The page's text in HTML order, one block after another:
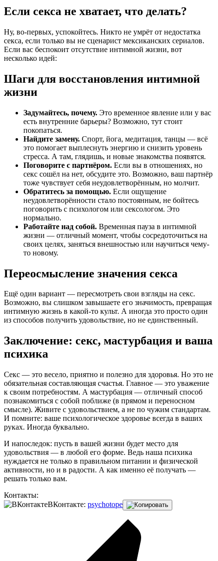
Если секса не хватает, что делать?
Ну, во-первых, успокойтесь. Никто не умрёт от недостатка
секса, если только вы не сценарист мексиканских сериалов.
Если вас беспокоит отсутствие интимной жизни, вот
несколько идей:
Шаги для восстановления интимной
жизни
Задумайтесь, почему. Это временное явление или у вас
есть внутренние барьеры? Возможно, тут стоит
покопаться.
Найдите замену. Спорт, йога, медитация, танцы — всё
это помогает выплеснуть энергию и снизить уровень
стресса. А там, глядишь, и новые знакомства появятся.
Поговорите с партнёром. Если вы в отношениях, но
секс сошёл на нет, обсудите это. Возможно, ваш партнёр
тоже чувствует себя неудовлетворённым, но молчит.
Обратитесь за помощью. Если ощущение
неудовлетворённости стало постоянным, не бойтесь
поговорить с психологом или сексологом. Это
нормально.
Работайте над собой. Временная пауза в интимной
жизни — отличный момент, чтобы сосредоточиться на
своих целях, заняться внешностью или научиться чему-
то новому.
Переосмысление значения секса
Ещё один вариант — пересмотреть свои взгляды на секс.
Возможно, вы слишком завышаете его значимость, превращая
интимную жизнь в какой-то культ. А иногда это просто один
из способов получить удовольствие, но не единственный.
Заключение: секс, мастурбация и ваша
психика
Секс — это весело, приятно и полезно для здоровья. Но это не
обязательная составляющая счастья. Главное — это уважение
к своим потребностям. А мастурбация — отличный способ
познакомиться с собой поближе (в прямом и переносном
смысле). Живите с удовольствием, а не по чужим стандартам.
И помните: ваше психологическое здоровье всегда в ваших
руках. Иногда буквально.
И напоследок: пусть в вашей жизни будет место для
удовольствия — в любой его форме. Ведь наша психика
нуждается не только в правильном питании и физической
активности, но и в радости. А как именно её получать —
решать только вам.
Контакты:
ВКонтакте: psychotope